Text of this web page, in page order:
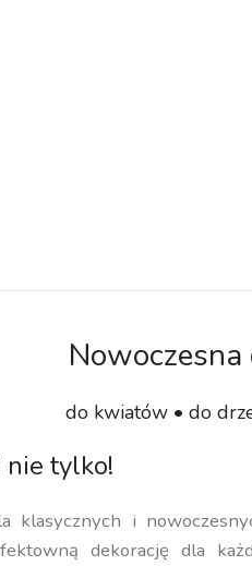
do kwiatów • do
tylko!
klasycznych i
dekorację dla